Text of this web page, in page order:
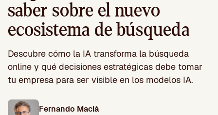
saber sobre el nuevo
ecosistema de búsqueda
Descubre cómo la IA transforma la búsqueda
online y qué decisiones estratégicas debe tomar
tu empresa para ser visible en los modelos IA.
Fernando Maciá